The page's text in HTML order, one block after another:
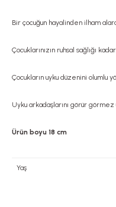
Bir çocuğun hayalinden ilham
Çocuklarınızın ruhsal sağlığı
Çocukların uyku düzenini
Uyku arkadaşlarını görür
Ürün boyu 18 cm
Yaş